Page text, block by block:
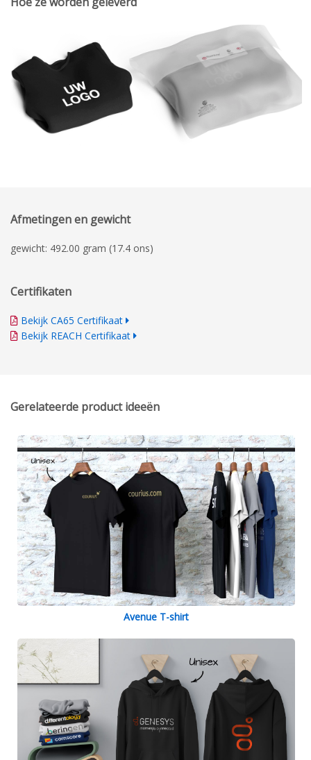
Afmetingen en gewicht
gewicht: 492.00 gram (17.4 ons)
Certifikaten
Bekijk CA65 Certifikaat
Bekijk REACH Certifikaat
Gerelateerde product ideeën
Avenue T-shirt